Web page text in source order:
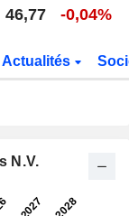
46,77 -0,04%
Actualités
N.V.